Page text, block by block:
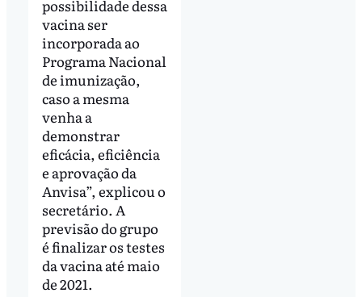
possibilidade dessa
vacina ser
incorporada ao
Programa Nacional
de imunização,
caso a mesma
venha a
demonstrar
eficácia, eficiência
e aprovação da
Anvisa”, explicou o
secretário. A
previsão do grupo
é finalizar os testes
da vacina até maio
de 2021.